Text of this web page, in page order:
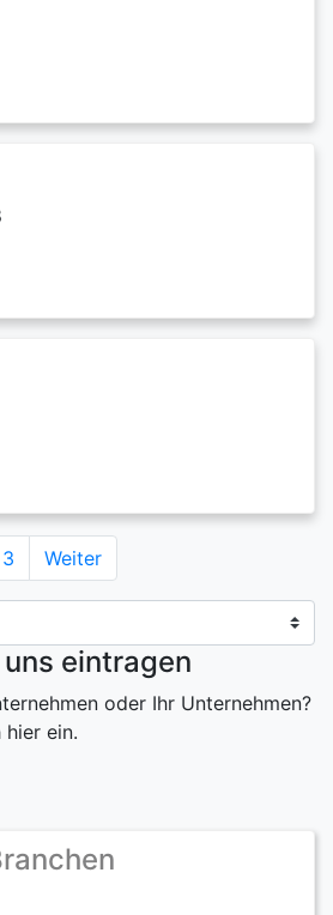
3 Weiter
eintragen
oder Ihr Unternehmen?
hier ein.